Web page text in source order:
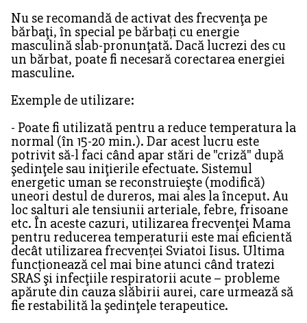
Nu se recomandă de activat des frecvenţa pe
bărbaţi, în special pe bărbați cu energie
masculină slab-pronunţată. Dacă lucrezi des cu
un bărbat, poate fi necesară corectarea energiei
masculine.
Exemple de utilizare:
- Poate fi utilizată pentru a reduce temperatura la
normal (în 15-20 min.). Dar acest lucru este
potrivit să-l faci când apar stări de "criză" după
şedinţele sau iniţierile efectuate. Sistemul
energetic uman se reconstruieşte (modifică)
uneori destul de dureros, mai ales la început. Au
loc salturi ale tensiunii arteriale, febre, frisoane
etc. În aceste cazuri, utilizarea frecvenţei Mama
pentru reducerea temperaturii este mai eficientă
decât utilizarea frecvenței Sviatoi Iisus. Ultima
funcționează cel mai bine atunci când tratezi
SRAS şi infecţiile respiratorii acute – probleme
apărute din cauza slăbirii aurei, care urmează să
fie restabilită la şedinţele terapeutice.